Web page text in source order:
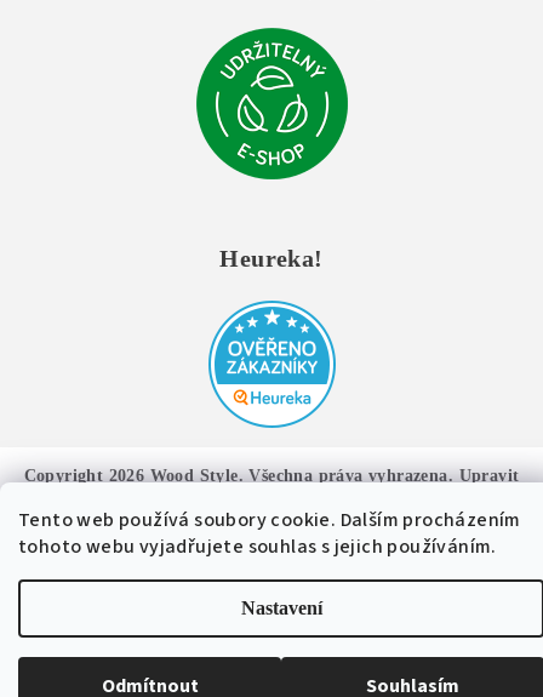
Tento web používá soubory cookie. Dalším procházením
tohoto webu vyjadřujete souhlas s jejich používáním.
Nastavení
Odmítnout Souhlasím
Heureka!
Copyright 2026Wood Style. Všechna práva vyhrazena.Upravit
Vytvořil Shoptet